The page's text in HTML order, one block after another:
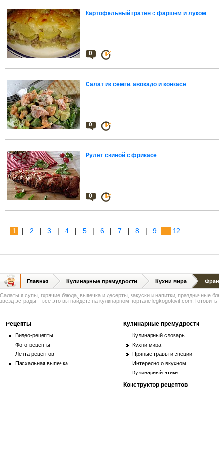
Картофельный гратен с фаршем и луком
0
Салат из семги, авокадо и конкасе
0
Рулет свиной с фрикасе
0
1 | 2 | 3 | 4 | 5 | 6 | 7 | 8 | 9 12
Главная Кулинарные премудрости Кухни мира
Салаты и супы, горячие блюда, выпечка и десерты, закуски и напитки, праздничные
звезд эстрады – все это вы найдете на кулинарном портале legkogotovit.com. Готовить
Рецепты
Видео-рецепты
Фото-рецепты
Лента рецептов
Пасхальная выпечка
Кулинарные премудрости
Кулинарный словарь
Кухни мира
Пряные травы и специи
Интересно о вкусном
Кулинарный этикет
Конструктор рецептов